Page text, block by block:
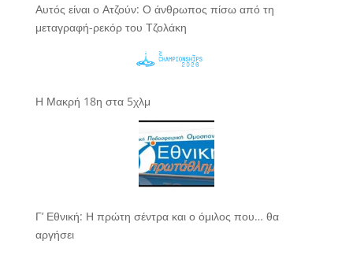
Αυτός είναι ο Ατζούν: Ο άνθρωπος πίσω από τη
μεταγραφή-ρεκόρ του Τζολάκη
Η Μακρή 18η στα 5χλμ
Γ’ Εθνική: Η πρώτη σέντρα και ο όμιλος που… θα
αργήσει